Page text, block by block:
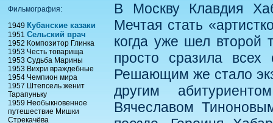
Фильмография:
1949 Кубанские казаки
1951 Сельский врач
1952 Композитор Глинка
1953 Честь товарища
1953 Судьба Марины
1953 Вихри враждебные
1954 Чемпион мира
1957 Штепсель женит
Тарапуньку
1959 Необыкновенное
путешествие Мишки
Стрекачёва
В Москву Клавдия
Мечтая стать
когда уже шел второй
просто сразила всех
Решающим же стало
другим
Вячеславом